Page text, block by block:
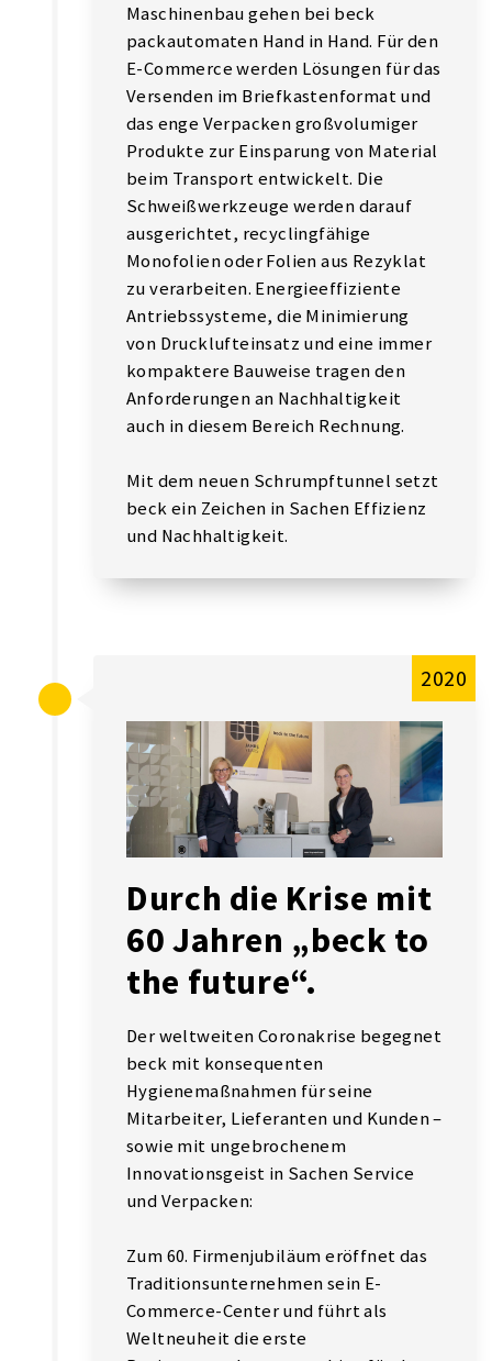
Maschinenbau gehen bei beck
packautomaten Hand in Hand. Für den
E-Commerce werden Lösungen für das
Versenden im Briefkastenformat und
das enge Verpacken großvolumiger
Produkte zur Einsparung von Material
beim Transport entwickelt. Die
Schweißwerkzeuge werden darauf
ausgerichtet, recyclingfähige
Monofolien oder Folien aus Rezyklat
zu verarbeiten. Energieeffiziente
Antriebssysteme, die Minimierung
von Drucklufteinsatz und eine immer
kompaktere Bauweise tragen den
Anforderungen an Nachhaltigkeit
auch in diesem Bereich Rechnung.
Mit dem neuen Schrumpftunnel setzt
beck ein Zeichen in Sachen Effizienz
und Nachhaltigkeit.
2020
Durch die Krise mit
60 Jahren „beck to
the future“.
Der weltweiten Coronakrise begegnet
beck mit konsequenten
Hygienemaßnahmen für seine
Mitarbeiter, Lieferanten und Kunden –
sowie mit ungebrochenem
Innovationsgeist in Sachen Service
und Verpacken:
Zum 60. Firmenjubiläum eröffnet das
Traditionsunternehmen sein E-
Commerce-Center und führt als
Weltneuheit die erste